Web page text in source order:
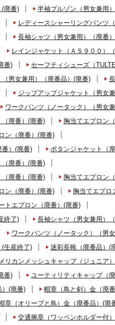
(廃番)
半袖ブルゾン（男女兼用
レディースシャーリングパンツ
長袖シャツ（男女兼用）（廃番
レインジャケット（ＡＳ９００）
番)
セーフティシューズ（
男女兼用）（廃番品）(廃番)
ジップアップジャケット（男女
ワークパンツ（ノータック）（男女
廃番）(廃番)
胸当てエプロン
ン（廃番）(廃番)
番）(廃番)
ボタンジャケット（
廃番）(廃番)
廃番）(廃番)
胸当てエプロン
ン（廃番）(廃番)
胸当てエプロ
トエプロン（廃番）(廃番)
終了)
長袖シャツ（男女兼用）
ワークパンツ（ノータック）（男
(生産終了)
迷彩長靴（廃番品）(
リカンメッシュキャップ（ジュニア
番)
ユーティリティキャップ（
）(廃番)
帽章（鳥と剣）金（廃
章（オリーブと鳥）金（廃番品）(廃
交通腕章（ワッペンホルダー付